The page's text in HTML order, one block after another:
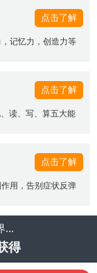
记忆力，创造力等
点击了解
读、写、算五大能
点击了解
用，告别症状反弹
点击了解
...
得